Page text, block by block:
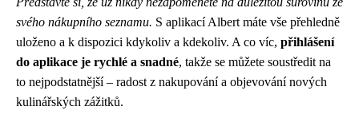
svého nákupního seznamu. S aplikací Albert máte vše přehledně
uloženo a k dispozici kdykoliv a kdekoliv. A co víc, přihlášení
do aplikace je rychlé a snadné, takže se můžete soustředit na
to nejpodstatnější – radost z nakupování a objevování nových
kulinářských zážitků.